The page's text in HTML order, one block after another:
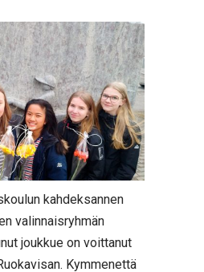
kahdeksannen
valinnaisryhmän
joukkue on voittanut
Kymmenettä